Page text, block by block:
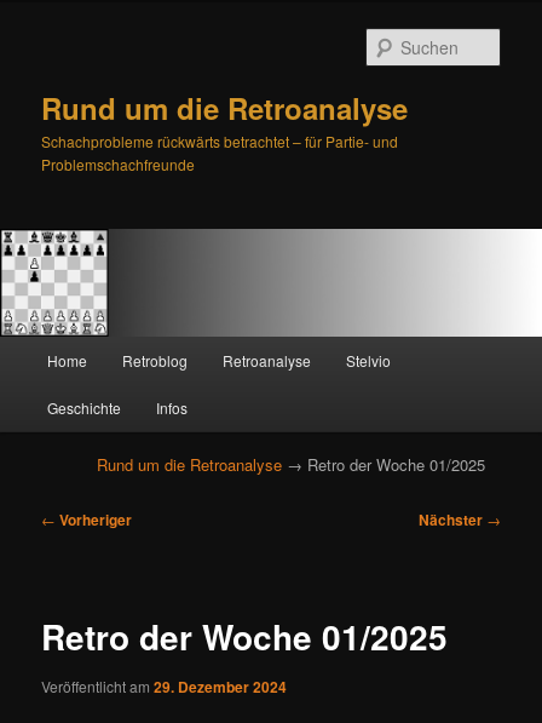
Rund um die Retroanalyse
Schachprobleme rückwärts betrachtet – für Partie- und
Problemschachfreunde
Zum
primären
Inhalt
springen
Zum
sekundären
Inhalt
springen
Home Retroblog Retroanalyse Stelvio
Geschichte Infos
Rund um die Retroanalyse → Retro der Woche 01/2025
B
a
s
← Vorheriger Nächster →
Retro der Woche 01/2025
Veröffentlicht am29. Dezember 2024